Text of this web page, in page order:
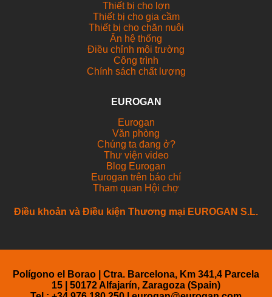
Thiết bị cho lợn
Thiết bị cho gia cầm
Thiết bị cho chăn nuôi
Ăn hệ thống
Điều chỉnh môi trường
Công trình
Chính sách chất lượng
EUROGAN
Eurogan
Văn phòng
Chúng ta đang ở?
Thư viện video
Blog Eurogan
Eurogan trên báo chí
Tham quan Hội chợ
Điều khoản và Điều kiện Thương mại EUROGAN S.L.
Polígono el Borao | Ctra. Barcelona, Km 341,4 Parcela
15 | 50172 Alfajarín, Zaragoza (Spain)